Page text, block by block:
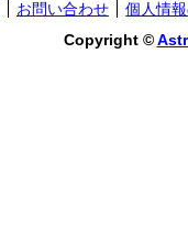
お問い合わせ
個人情
Copyright ©